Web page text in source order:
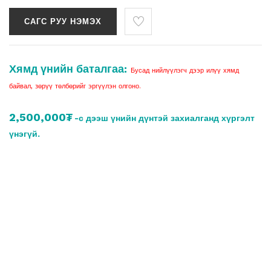
САГС РУУ НЭМЭХ
Хямд үнийн баталгаа:
Бусад нийлүүлэгч дээр илүү хямд
байвал, зөрүү төлбөрийг эргүүлэн олгоно.
2,500,000₮ -с дээш үнийн дүнтэй захиалганд хүргэлт
үнэгүй.